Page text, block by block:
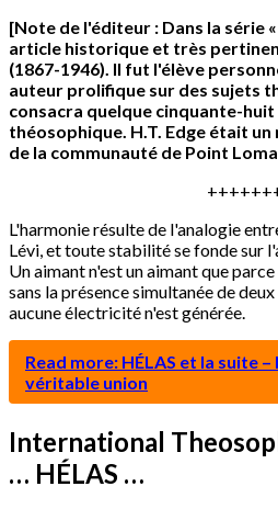
[Note de l'éditeur : Dans la série
article historique et très
(1867-1946). Il fut l'élève
auteur prolifique sur des sujets
consacra quelque cinquante-huit
théosophique. H.T. Edge était
de la communauté de Point
L'harmonie résulte de l'analogie
Lévi, et toute stabilité se fonde sur
Un aimant n'est un aimant que
sans la présence simultanée de
aucune électricité n'est générée.
Read more: HÉLAS et la suite
véritable union
International
… HÉLAS …